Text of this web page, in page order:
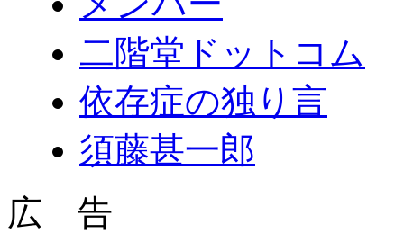
二階堂ドットコム
依存症の独り言
須藤甚一郎
広 告